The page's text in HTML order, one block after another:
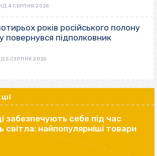
4 СЕРПНЯ 2026
років російського полону
повернувся підполковник
5 СЕРПНЯ 2026
забезпечують себе під час
світла: найпопулярніші товари